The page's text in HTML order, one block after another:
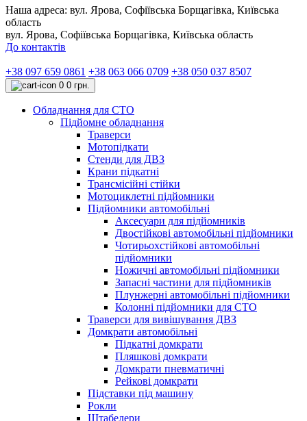
Наша адреса: вул. Ярова, Софіївська Борщагівка, Київська
область
вул. Ярова, Софіївська Борщагівка, Київська область
До контактів
+38 097 659 0861 +38 063 066 0709 +38 050 037 8507
0 0 грн.
Обладнання для СТО
Підйомне обладнання
Траверси
Мотопідкати
Стенди для ДВЗ
Крани підкатні
Трансмісійні стійки
Мотоциклетні підйомники
Підйомники автомобільні
Аксесуари для підйомників
Двостійкові автомобільні підйомники
Чотирьохстійкові автомобільні
підйомники
Ножичні автомобільні підйомники
Запасні частини для підйомників
Плунжерні автомобільні підйомники
Колонні підйомники для СТО
Траверси для вивішування ДВЗ
Домкрати автомобільні
Підкатні домкрати
Пляшкові домкрати
Домкрати пневматичні
Рейкові домкрати
Підставки під машину
Рокли
Штабелери